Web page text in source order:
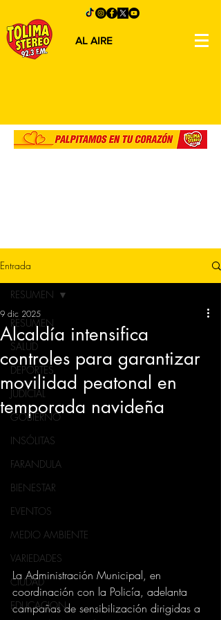
AL AIRE
Entrada
RESUMEN
SALUD
DEPORTES
JUDICIAL
GOBIERNO
INSÓLITAS
FARANDULA
BIENESTAR
EVENTOS
MEDIO AMBIENTE
VARIEDADES
CIUDAD
EDUCACION
RESUMEN
Alcaldía intensifica
controles para garantizar
movilidad peatonal en
temporada navideña
9 dic 2025
La Administración Municipal, en
coordinación con la Policía, adelanta
campañas de sensibilización dirigidas a